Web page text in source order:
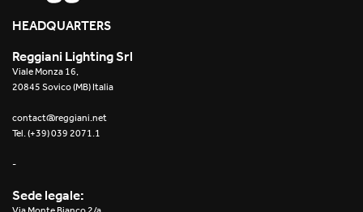
2019
2018
2017
HEADQUARTERS
Reggiani Lighting Srl
Viale Monza 16,
20845 Sovico (MB) Italia
contact@reggiani.net
Tel. (+39) 039 2071.1
-
Sede legale: